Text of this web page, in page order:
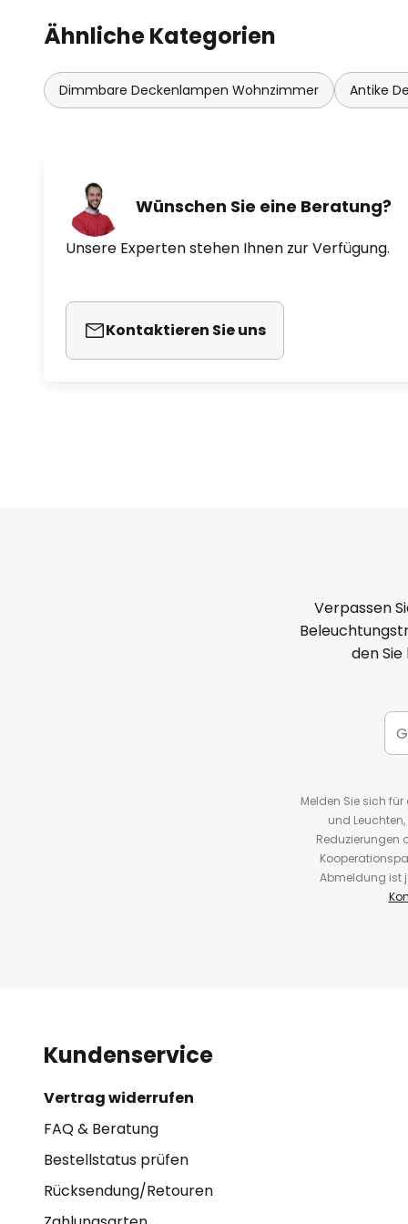
Ähnliche Kategorien
Dimmbare Deckenlampen Wohnzimmer Antike
Wünschen Sie eine Beratung?
Unsere Experten stehen Ihnen zur Verfügung.
Kontaktieren Sie uns
Verpassen
den
Melden Sie sich
und
Reduzierungen
Abmeldung ist
Kundenservice
Vertrag widerrufen
FAQ & Beratung
Bestellstatus prüfen
Rücksendung/Retouren